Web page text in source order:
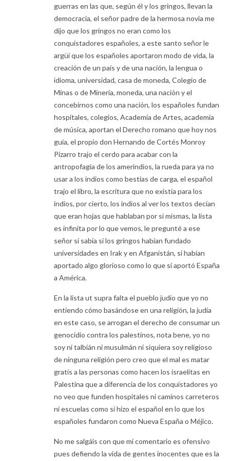
guerras en las que, según él y los gringos, llevan la
democracia, el señor padre de la hermosa novia me
dijo que los gringos no eran como los
conquistadores españoles, a este santo señor le
argüí que los españoles aportaron modo de vida, la
creación de un país y de una nación, la lengua o
idioma, universidad, casa de moneda, Colegio de
Minas o de Minería, moneda, una nación y el
concebirnos como una nación, los españoles fundan
hospitales, colegios, Academia de Artes, academia
de música, aportan el Derecho romano que hoy nos
guía, el propio don Hernando de Cortés Monroy
Pizarro trajo el cerdo para acabar con la
antropofagia de los amerindios, la rueda para ya no
usar a los indios como bestias de carga, el español
trajo el libro, la escritura que no existía para los
indios, por cierto, los indios al ver los textos decían
que eran hojas que hablaban por sí mismas, la lista
es infinita por lo que vemos, le pregunté a ese
señor si sabía si los gringos habían fundado
universidades en Irak y en Afganistán, si habían
aportado algo glorioso como lo que sí aportó España
a América.
En la lista ut supra falta el pueblo judío que yo no
entiendo cómo basándose en una religión, la judía
en este caso, se arrogan el derecho de consumar un
genocidio contra los palestinos, nota bene, yo no
soy ni talbián ni musulmán ni siquiera soy religioso
de ninguna religión pero creo que el mal es matar
gratis a las personas como hacen los israelitas en
Palestina que a diferencia de los conquistadores yo
no veo que funden hospitales ni caminos carreteros
ni escuelas como sí hizo el español en lo que los
españoles fundaron como Nueva España o Méjico.
No me salgáis con que mi comentario es ofensivo
pues defiendo la vida de gentes inocentes que es la